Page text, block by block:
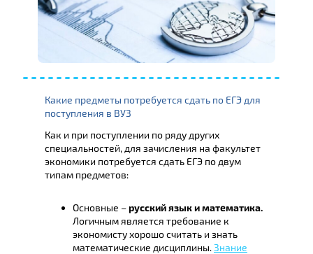
Какие предметы потребуется сдать по ЕГЭ для
поступления в ВУЗ
Как и при поступлении по ряду других
специальностей, для зачисления на факультет
экономики потребуется сдать ЕГЭ по двум
типам предметов:
Основные –русский язык и математика.
Логичным является требование к
экономисту хорошо считать и знать
математические дисциплины.Знание